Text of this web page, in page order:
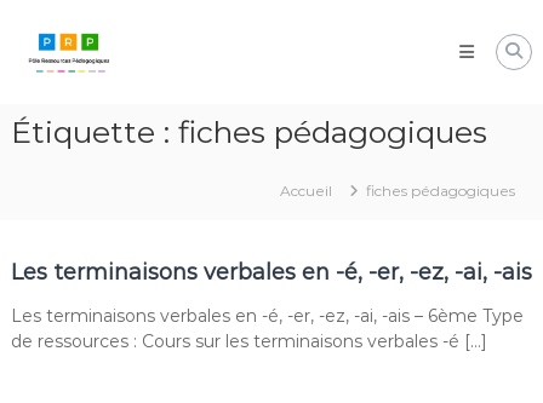
contenu
Pôle
Ressources
les
compétences
Étiquette : fiches pédagogiques
Accueil fiches pédagogiques
Les terminaisons verbales en -é, -er, -ez, -ai, -ais
Les terminaisons verbales en -é, -er, -ez, -ai, -ais – 6ème Type
de ressources : Cours sur les terminaisons verbales -é […]